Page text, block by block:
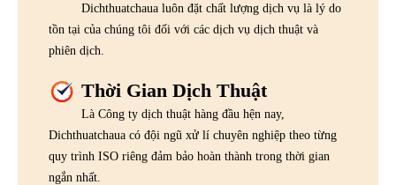
Dichthuatchaua luôn đặt chất lượng dịch vụ là lý do
tồn tại của chúng tôi đối với các dịch vụ dịch thuật và
phiên dịch.
Thời Gian Dịch Thuật
Là Công ty dịch thuật hàng đầu hện nay,
Dichthuatchaua có đội ngũ xử lí chuyên nghiệp theo từng
quy trình ISO riêng đảm bảo hoàn thành trong thời gian
ngắn nhất.